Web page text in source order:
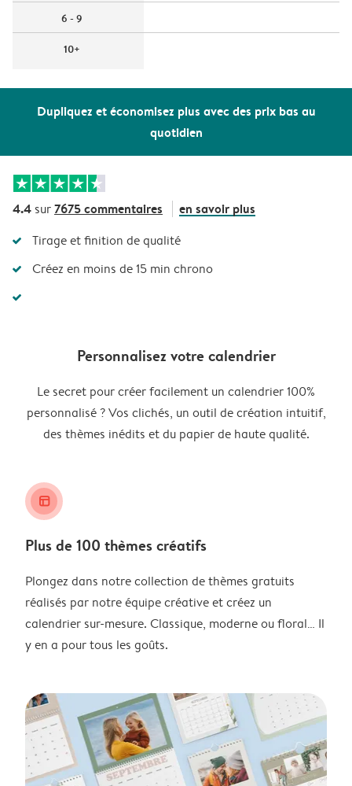
Dupliquez et économisez plus avec des prix bas au
quotidien
6 - 9
10+
4.4 sur7675 commentaires en savoir plus
Tirage et finition de qualité
Créez en moins de 15 min chrono
Personnalisez votre calendrier
Le secret pour créer facilement un calendrier 100%
personnalisé ? Vos clichés, un outil de création intuitif,
des thèmes inédits et du papier de haute qualité.
layout_alt
Plus de 100 thèmes créatifs
Plongez dans notre collection de thèmes gratuits
réalisés par notre équipe créative et créez un
calendrier sur-mesure. Classique, moderne ou floral… Il
y en a pour tous les goûts.